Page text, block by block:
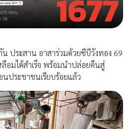
ประสาน อาสาร่วมด้วยซีบีวังทอง 69
ลือมได้สำเร็จ พร้อมนำปล่อยคืนสู่
นประชาชนเรียบร้อยแล้ว